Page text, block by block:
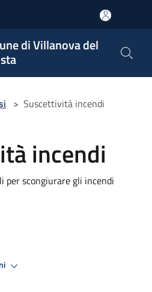
di Villanova del
> Suscettività incendi
incendi
per scongiurare gli incendi